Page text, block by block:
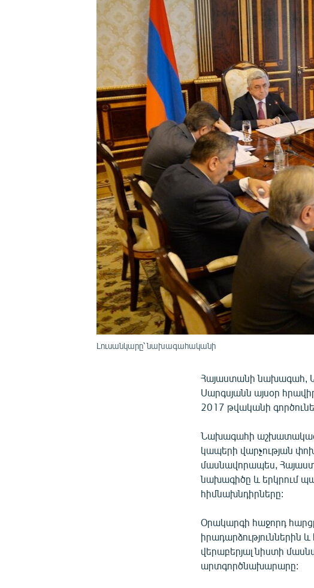
ՄԵԿՆԱԲԱՆՈՒԹՅՈՒՆ
ՁԳՏԵԼՈՎ ԼԱՎԱԳՈՒՅՆԻՆ
Լուսանկարը՝ նախագահականի
Հայաստանի նախագահ,
Սարգսյանն այսօր
2017 թվականի
Նախագահի
կապերի վարչության
մասնավորապես,
նախագիծը և երկրում
հիմնախնդիրները:
Օրակարգի հաջորդ
իրադարձություններին
վերաբերյալ նիստի
արտգործնախարարը: